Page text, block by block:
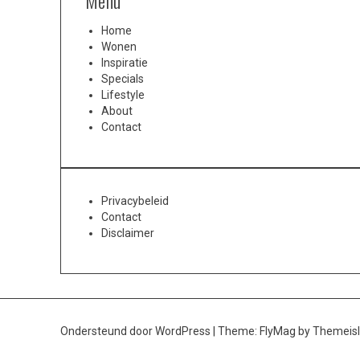
Home
Wonen
Inspiratie
Specials
Lifestyle
About
Contact
Privacybeleid
Contact
Disclaimer
Ondersteund door WordPress Theme: FlyMag by